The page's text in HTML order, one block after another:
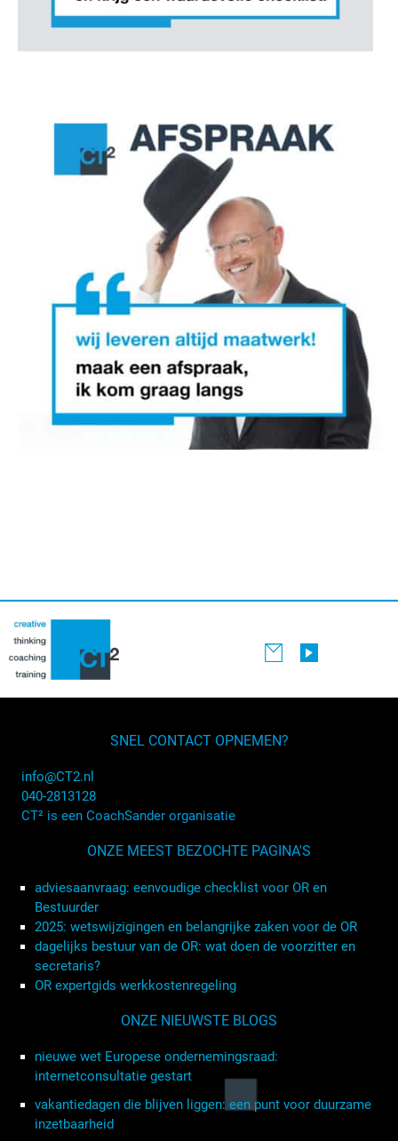
SNEL CONTACT OPNEMEN?
info@CT2.nl
040-2813128
CT² is een CoachSander organisatie
ONZE MEEST BEZOCHTE PAGINA'S
adviesaanvraag: eenvoudige checklist voor OR en
Bestuurder
2025: wetswijzigingen en belangrijke zaken voor de OR
dagelijks bestuur van de OR: wat doen de voorzitter en
secretaris?
OR expertgids werkkostenregeling
ONZE NIEUWSTE BLOGS
nieuwe wet Europese ondernemingsraad:
internetconsultatie gestart
vakantiedagen die blijven liggen: een punt voor duurzame
inzetbaarheid